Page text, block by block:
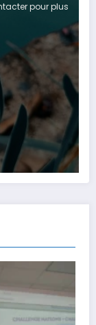
pour plus